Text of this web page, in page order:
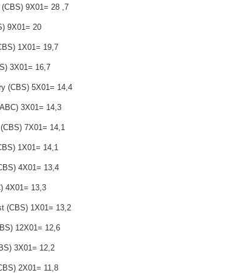
9X01= 28 ,7
9X01= 20
1X01= 19,7
3X01= 16,7
(CBS) 5X01= 14,4
3X01= 14,3
7X01= 14,1
1X01= 14,1
4X01= 13,4
4X01= 13,3
(CBS) 1X01= 13,2
12X01= 12,6
3X01= 12,2
2X01= 11,8